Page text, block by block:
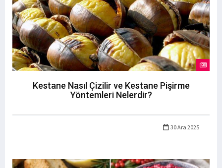
Kestane Nasıl Çizilir ve Kestane Pişirme
Yöntemleri Nelerdir?
30 Ara 2025